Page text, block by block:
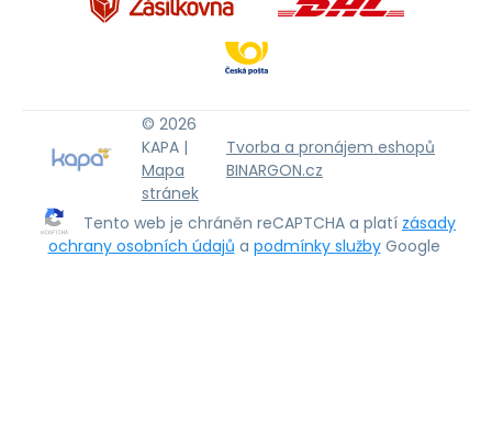
© 2026
KAPA |
Mapa
stránek
Tvorba a pronájem eshopů
BINARGON.cz
Tento web je chráněn reCAPTCHA a platí zásady
ochrany osobních údajů a podmínky služby Google